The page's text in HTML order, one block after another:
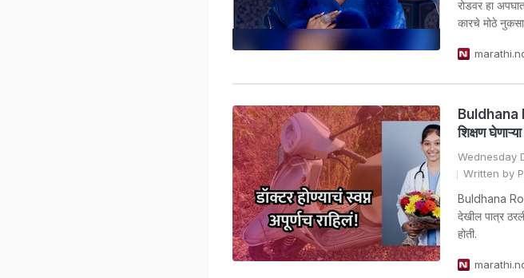
रोडवर हा
कारचे मोठे
Buldhana
शिक्षण
Wednesday
Written by
Buldhana
देखील पात्र
होती.